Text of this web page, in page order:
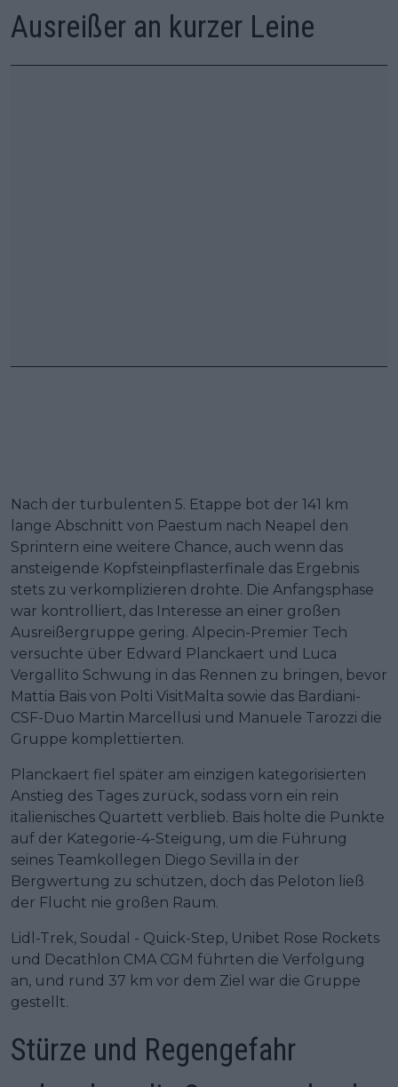
Ausreißer an kurzer Leine
Nach der turbulenten 5. Etappe bot der 141 km
lange Abschnitt von Paestum nach Neapel den
Sprintern eine weitere Chance, auch wenn das
ansteigende Kopfsteinpflasterfinale das Ergebnis
stets zu verkomplizieren drohte. Die Anfangsphase
war kontrolliert, das Interesse an einer großen
Ausreißergruppe gering. Alpecin-Premier Tech
versuchte über Edward Planckaert und Luca
Vergallito Schwung in das Rennen zu bringen, bevor
Mattia Bais von Polti VisitMalta sowie das Bardiani-
CSF-Duo Martin Marcellusi und Manuele Tarozzi die
Gruppe komplettierten.
Planckaert fiel später am einzigen kategorisierten
Anstieg des Tages zurück, sodass vorn ein rein
italienisches Quartett verblieb. Bais holte die Punkte
auf der Kategorie-4-Steigung, um die Führung
seines Teamkollegen Diego Sevilla in der
Bergwertung zu schützen, doch das Peloton ließ
der Flucht nie großen Raum.
Lidl-Trek, Soudal - Quick-Step, Unibet Rose Rockets
und Decathlon CMA CGM führten die Verfolgung
an, und rund 37 km vor dem Ziel war die Gruppe
gestellt.
Stürze und Regengefahr